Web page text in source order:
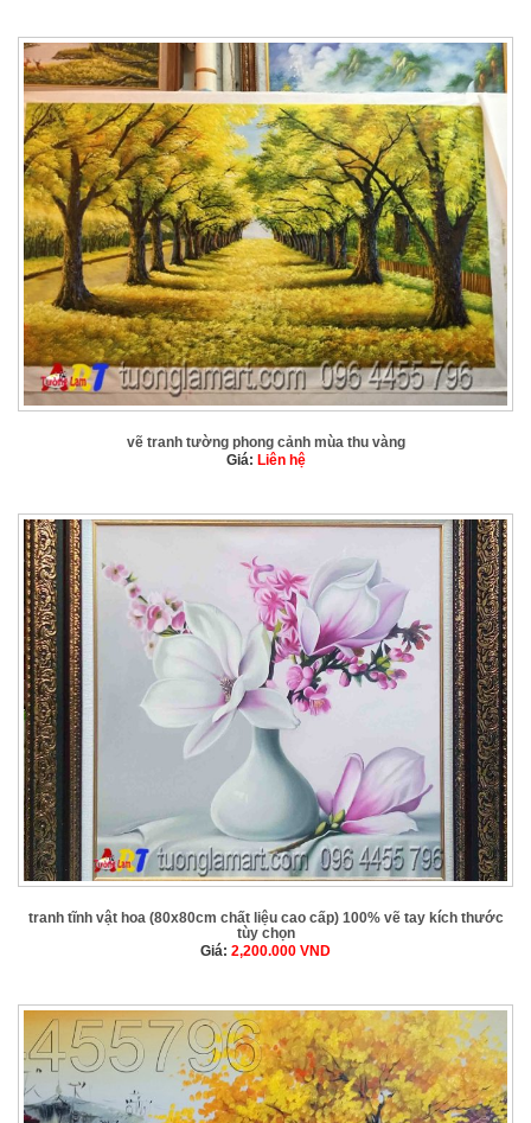
vẽ tranh tường phong cảnh mùa thu vàng
Giá: Liên hệ
tranh tĩnh vật hoa (80x80cm chất liệu cao cấp) 100% vẽ tay kích thước
tùy chọn
Giá: 2,200.000 VND